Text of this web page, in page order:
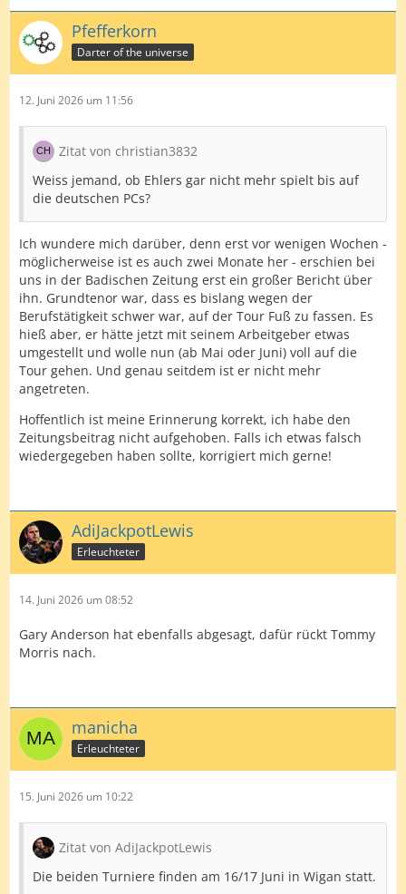
Pfefferkorn
Darter of the universe
12. Juni 2026 um 11:56
Zitat von christian3832
Weiss jemand, ob Ehlers gar nicht mehr spielt bis auf
die deutschen PCs?
Ich wundere mich darüber, denn erst vor wenigen Wochen -
möglicherweise ist es auch zwei Monate her - erschien bei
uns in der Badischen Zeitung erst ein großer Bericht über
ihn. Grundtenor war, dass es bislang wegen der
Berufstätigkeit schwer war, auf der Tour Fuß zu fassen. Es
hieß aber, er hätte jetzt mit seinem Arbeitgeber etwas
umgestellt und wolle nun (ab Mai oder Juni) voll auf die
Tour gehen. Und genau seitdem ist er nicht mehr
angetreten.
Hoffentlich ist meine Erinnerung korrekt, ich habe den
Zeitungsbeitrag nicht aufgehoben. Falls ich etwas falsch
wiedergegeben haben sollte, korrigiert mich gerne!
AdiJackpotLewis
Erleuchteter
14. Juni 2026 um 08:52
Gary Anderson hat ebenfalls abgesagt, dafür rückt Tommy
Morris nach.
manicha
Erleuchteter
15. Juni 2026 um 10:22
Zitat von AdiJackpotLewis
Die beiden Turniere finden am 16/17 Juni in Wigan statt.